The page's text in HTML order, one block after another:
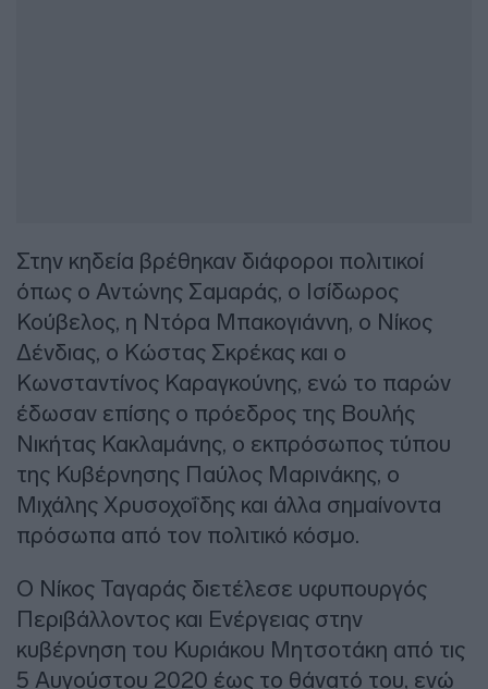
Στην κηδεία βρέθηκαν διάφοροι πολιτικοί
όπως ο Αντώνης Σαμαράς, ο Ισίδωρος
Κούβελος, η Ντόρα Μπακογιάννη, ο Νίκος
Δένδιας, ο Κώστας Σκρέκας και ο
Κωνσταντίνος Καραγκούνης, ενώ το παρών
έδωσαν επίσης ο πρόεδρος της Βουλής
Νικήτας Κακλαμάνης, ο εκπρόσωπος τύπου
της Κυβέρνησης Παύλος Μαρινάκης, ο
Μιχάλης Χρυσοχοΐδης και άλλα σημαίνοντα
πρόσωπα από τον πολιτικό κόσμο.
Ο Νίκος Ταγαράς διετέλεσε υφυπουργός
Περιβάλλοντος και Ενέργειας στην
κυβέρνηση του Κυριάκου Μητσοτάκη από τις
5 Αυγούστου 2020 έως το θάνατό του, ενώ